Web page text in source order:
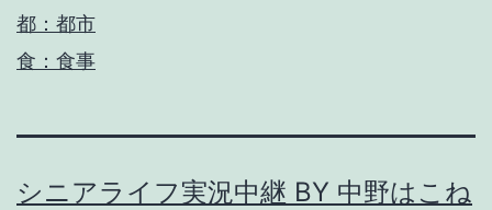
都：都市
食：食事
シニアライフ実況中継 BY 中野はこね